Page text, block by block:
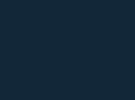
аккорды для